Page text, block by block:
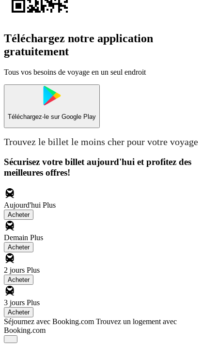
Téléchargez notre application
gratuitement
Tous vos besoins de voyage en un seul endroit
Téléchargez-le sur Google Play
Trouvez le billet le moins cher pour votre voyage
Sécurisez votre billet aujourd'hui et profitez des
meilleures offres!
Aujourd'hui Plus
Acheter
Demain Plus
Acheter
2 jours Plus
Acheter
3 jours Plus
Acheter
Séjournez avec Booking.com Trouvez un logement avec
Booking.com